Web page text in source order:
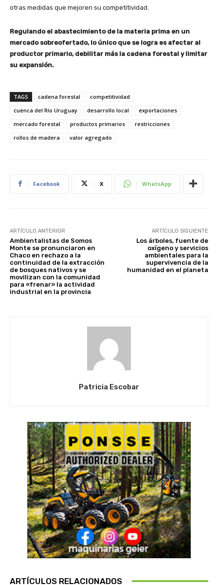
otras medidas que mejoren su competitividad.
Regulando el abastecimiento de la materia prima en un
mercado sobreofertado, lo único que se logra es afectar al
productor primario, debilitar más la cadena forestal y limitar
su expansión.
TAGS cadena forestal
competitividad
cuenca del Río Uruguay
desarrollo local
exportaciones
mercado forestal
productos primarios
restricciones
rollos de madera
valor agregado
Facebook X WhatsApp
ARTÍCULO ANTERIOR
Ambientalistas de Somos
Monte se pronunciaron en
Chaco en rechazo a la
continuidad de la extracción
de bosques nativos y se
movilizan con la comunidad
para «frenar» la actividad
industrial en la provincia
ARTÍCULO SIGUIENTE
Los árboles, fuente de
oxígeno y servicios
ambientales para la
supervivencia de la
humanidad en el planeta
Patricia Escobar
ARTÍCULOS RELACIONADOS